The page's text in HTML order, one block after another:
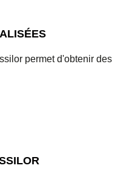
permet d'obtenir des